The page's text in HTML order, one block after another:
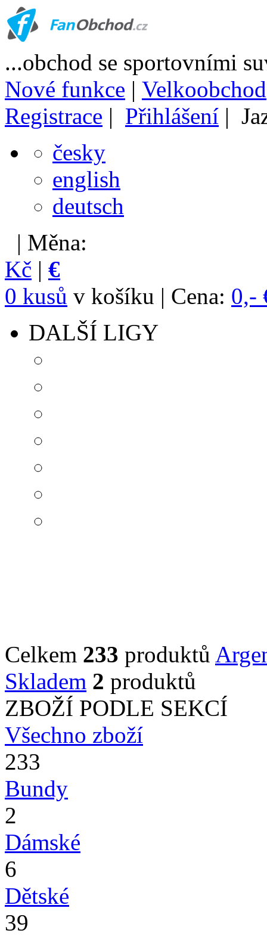
...obchod se sportovními
Nové funkce | Velkoobchod
Registrace | Přihlášení |
česky
english
deutsch
| Měna:
Kč | €
0 kusů v košíku | Cena: 0,-
DALŠÍ LIGY
Celkem 233 produktů
Skladem 2 produktů
ZBOŽÍ PODLE SEKCÍ
Všechno zboží
233
Bundy
2
Dámské
6
Dětské
39